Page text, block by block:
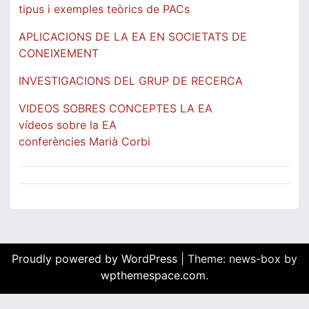
tipus i exemples teòrics de PACs
APLICACIONS DE LA EA EN SOCIETATS DE
CONEIXEMENT
INVESTIGACIONS DEL GRUP DE RECERCA
VIDEOS SOBRES CONCEPTES LA EA
vídeos sobre la EA
conferències Marià Corbi
Proudly powered by WordPress
Theme: news-box by
wpthemespace.com.